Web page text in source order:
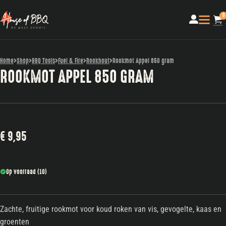
0
Home Shop BBQ Tools Fuel & Fire Rookhout Rookmot Appel 850 gram
ROOKMOT APPEL 850 GRAM
€ 9,95
Op voorraad (10)
Zachte, fruitige rookmot voor koud roken van vis, gevogelte, kaas en
groenten